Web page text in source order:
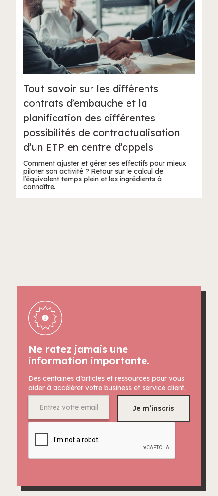
Tout savoir sur les différents
contrats d’embauche et la
planification des différentes
possibilités de contractualisation
d’un ETP en centre d’appels
Comment ajuster et gérer ses effectifs pour mieux
piloter son activité ? Retour sur le calcul de
l’équivalent temps plein et les ingrédients à
connaître.
Ne ratez jamais une
information importante.
Des centaines d’articles et ressources pour vous
aider à accélérer votre business et service client.